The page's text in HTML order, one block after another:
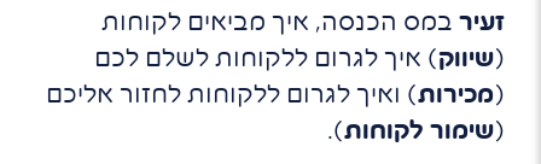
זעיר במס הכנסה, איך מביאים לקוחות
(שיווק) איך לגרום ללקוחות לשלם לכם
(מכירות) ואיך לגרום ללקוחות לחזור אליכם
(שימור לקוחות).